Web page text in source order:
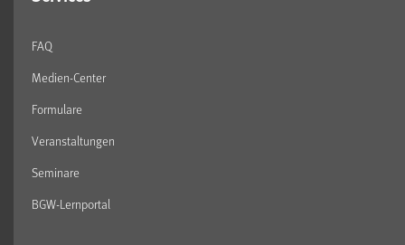
FAQ
Medien-Center
Formulare
Veranstaltungen
Seminare
BGW-Lernportal